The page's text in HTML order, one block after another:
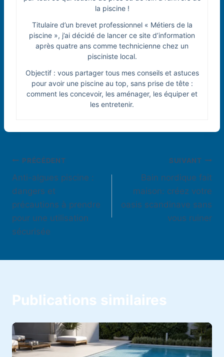
la piscine !
Titulaire d’un brevet professionnel « Métiers de la
piscine », j’ai décidé de lancer ce site d’information
après quatre ans comme technicienne chez un
pisciniste local.
Objectif : vous partager tous mes conseils et astuces
pour avoir une piscine au top, sans prise de tête :
comment les concevoir, les aménager, les équiper et
les entretenir.
Navigation
de
l’article
PRÉCÉDENT
Anti-algues piscine :
dangers et
précautions à prendre
pour une utilisation
sécurisée
SUIVANT
Bain nordique fait
maison: créez votre
oasis scandinave sans
vous ruiner
Publications similaires